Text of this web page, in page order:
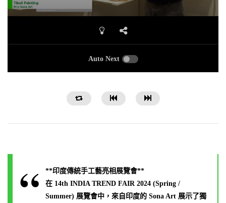
Auto Next
**印度傳統手工藝亮相展覽會**
在 14th INDIA TREND FAIR 2024 (Spring /
Summer) 展覽會中，來自印度的 Sona Art 展示了獨